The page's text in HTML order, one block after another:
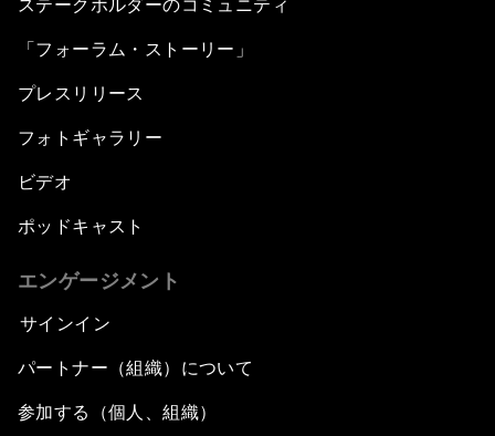
ステークホルダーのコミュニティ
「フォーラム・ストーリー」
プレスリリース
フォトギャラリー
ビデオ
ポッドキャスト
エンゲージメント
サインイン
パートナー（組織）について
参加する（個人、組織）